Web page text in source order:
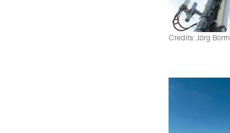
Credits: Jörg Borm